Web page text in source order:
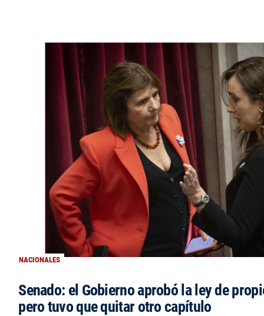
NACIONALES
Senado: el Gobierno aprobó la ley de
pero tuvo que quitar otro capítulo